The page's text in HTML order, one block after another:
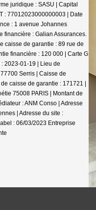
juridique : SASU | Capital
: 77012023000000003 | Date
: 1 avenue Johannes
financière : Galian Assurances.
caisse de garantie : 89 rue de
financière : 120 000 | Carte G
2023-01-19 | Lieu de
Serris | Caisse de
caisse de garantie : 171721 |
75008 PARIS | Montant de
: ANM Conso | Adresse
| Adresse du site :
: 06/03/2023 Entreprise